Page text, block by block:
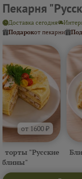
Пекарня
Доставка сегодня
Подарокот пекарни
от 1600 ₽
торты "Русские
блины"